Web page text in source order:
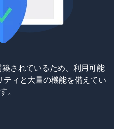
されているため、利用可能
ィと大量の機能を備えてい
。